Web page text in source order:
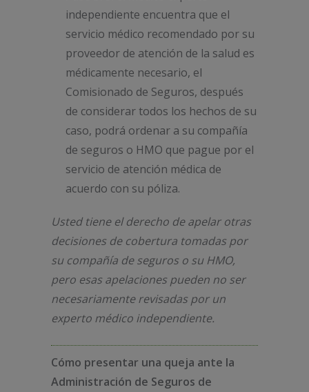
independiente encuentra que el
servicio médico recomendado por su
proveedor de atención de la salud es
médicamente necesario, el
Comisionado de Seguros, después
de considerar todos los hechos de su
caso, podrá ordenar a su compañía
de seguros o HMO que pague por el
servicio de atención médica de
acuerdo con su póliza.
Usted tiene el derecho de apelar otras
decisiones de cobertura tomadas por
su compañía de seguros o su HMO,
pero esas apelaciones pueden no ser
necesariamente revisadas por un
experto médico independiente.
Cómo presentar una queja ante la
Administración de Seguros de